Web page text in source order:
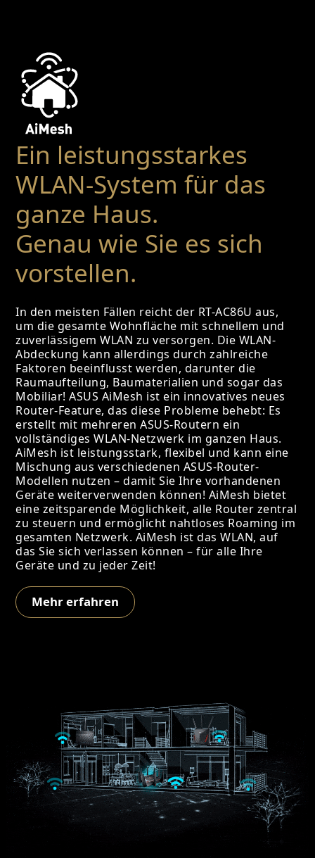
Ein leistungsstarkes
WLAN-System für das
ganze Haus.
Genau wie Sie es sich
vorstellen.
In den meisten Fällen reicht der RT-AC86U aus,
um die gesamte Wohnfläche mit schnellem und
zuverlässigem WLAN zu versorgen. Die WLAN-
Abdeckung kann allerdings durch zahlreiche
Faktoren beeinflusst werden, darunter die
Raumaufteilung, Baumaterialien und sogar das
Mobiliar! ASUS AiMesh ist ein innovatives neues
Router-Feature, das diese Probleme behebt: Es
erstellt mit mehreren ASUS-Routern ein
vollständiges WLAN-Netzwerk im ganzen Haus.
AiMesh ist leistungsstark, flexibel und kann eine
Mischung aus verschiedenen ASUS-Router-
Modellen nutzen – damit Sie Ihre vorhandenen
Geräte weiterverwenden können! AiMesh bietet
eine zeitsparende Möglichkeit, alle Router zentral
zu steuern und ermöglicht nahtloses Roaming im
gesamten Netzwerk. AiMesh ist das WLAN, auf
das Sie sich verlassen können – für alle Ihre
Geräte und zu jeder Zeit!
Mehr erfahren